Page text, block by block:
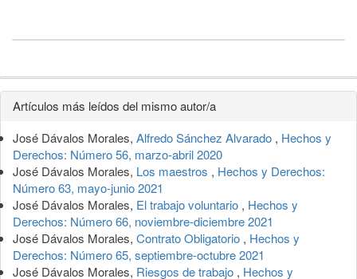
Detalles
del
artículo
Artículos más leídos del mismo autor/a
José Dávalos Morales, Alfredo Sánchez Alvarado , Hechos y
Derechos: Número 56, marzo-abril 2020
José Dávalos Morales, Los maestros , Hechos y Derechos:
Número 63, mayo-junio 2021
José Dávalos Morales, El trabajo voluntario , Hechos y
Derechos: Número 66, noviembre-diciembre 2021
José Dávalos Morales, Contrato Obligatorio , Hechos y
Derechos: Número 65, septiembre-octubre 2021
José Dávalos Morales, Riesgos de trabajo , Hechos y